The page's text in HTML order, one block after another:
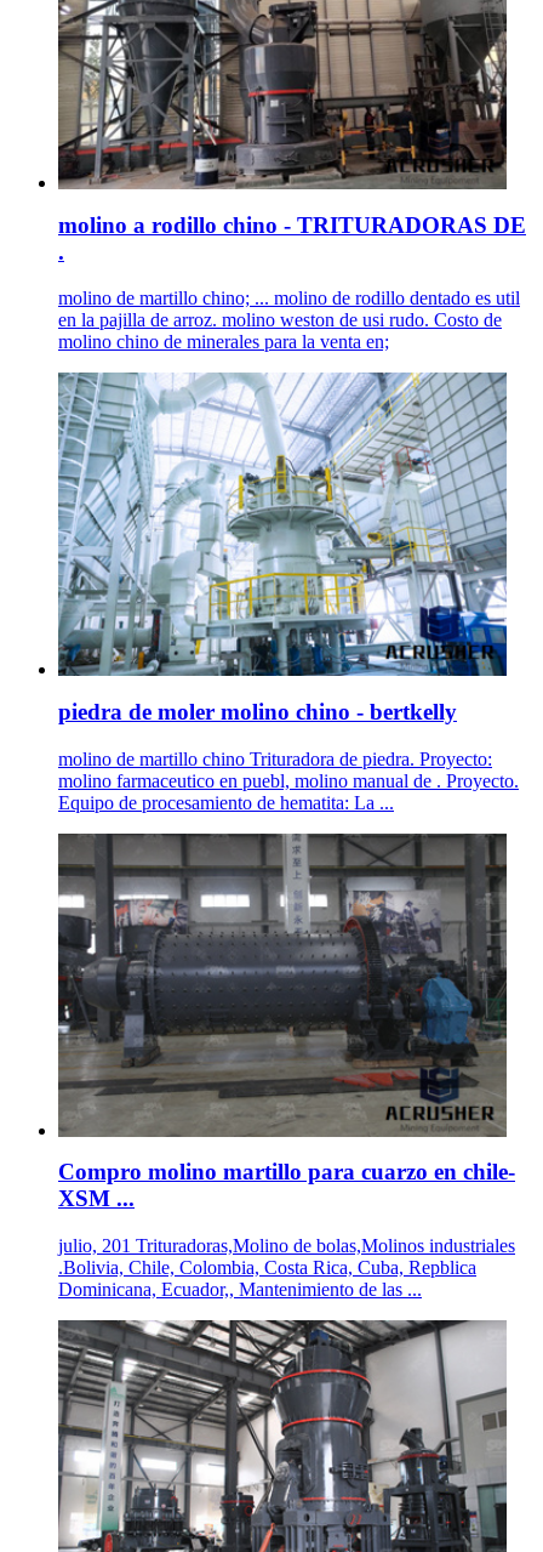
molino a rodillo chino - TRITURADORAS DE
.
molino de martillo chino; ... molino de rodillo dentado es util
en la pajilla de arroz. molino weston de usi rudo. Costo de
molino chino de minerales para la venta en;
piedra de moler molino chino - bertkelly
molino de martillo chino Trituradora de piedra. Proyecto:
molino farmaceutico en puebl, molino manual de . Proyecto.
Equipo de procesamiento de hematita: La ...
Compro molino martillo para cuarzo en chile-
XSM ...
julio, 201 Trituradoras,Molino de bolas,Molinos industriales
.Bolivia, Chile, Colombia, Costa Rica, Cuba, Repblica
Dominicana, Ecuador,, Mantenimiento de las ...